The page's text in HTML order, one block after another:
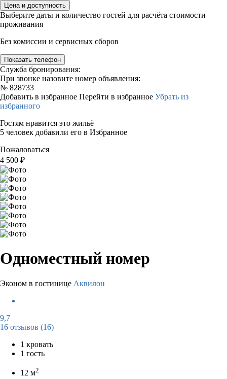
Цена и доступность
Выберите даты и количество гостей для расчёта стоимости
проживания
Без комиссии и сервисных сборов
Показать телефон
Служба бронирования:
При звонке назовите номер объявления:
№ 828733
Добавить в избранное Перейти в избранное Убрать из
избранного
Гостям нравится это жильё
5 человек добавили его в Избранное
Пожаловаться
4 500 ₽
Одноместный номер
Эконом в гостинице Аквилон
9,7
16 отзывов (16)
1 кровать
1 гость
12 м2